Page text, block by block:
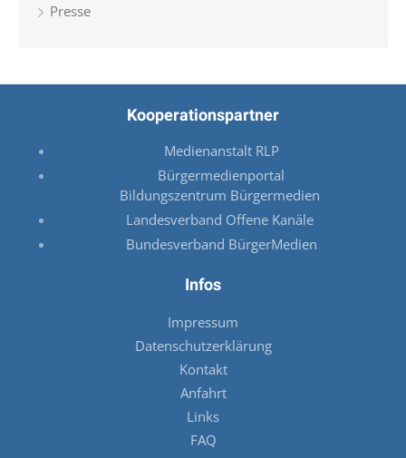
Presse
Kooperationspartner
Medienanstalt RLP
Bürgermedienportal
Bildungszentrum Bürgermedien
Landesverband Offene Kanäle
Bundesverband BürgerMedien
Infos
Impressum
Datenschutzerklärung
Kontakt
Anfahrt
Links
FAQ